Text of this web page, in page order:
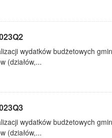
wydatków budżetowych
(działów,...
wydatków budżetowych
(działów,...